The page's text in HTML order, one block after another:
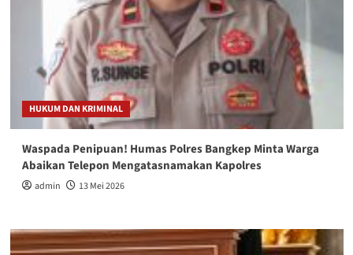
HUKUM DAN KRIMINAL
Waspada Penipuan! Humas Polres Bangkep Minta Warga
Abaikan Telepon Mengatasnamakan Kapolres
admin 13 Mei 2026